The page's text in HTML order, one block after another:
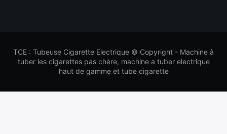
TCE : Tubeuse Cigarette Electrique © Copyright - Machine à
tuber les cigarettes pas chère, machine a tuber electrique
haut de gamme et tube cigarette